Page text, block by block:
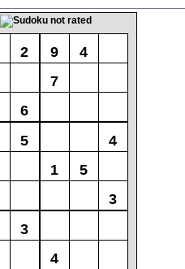
2 9
4
7
6
5
4
1
5
3
3
4